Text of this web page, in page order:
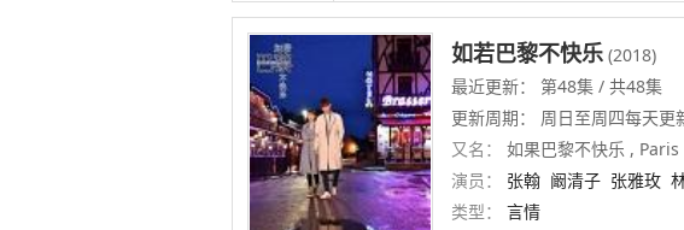
如若巴黎不快乐 (2018)
最近更新： 第48集 / 共48集
更新周期： 周日至周四每天
又名：
如果巴黎不快乐 ,
演员：
张翰 阚清子 张雅玫
类型：
言情